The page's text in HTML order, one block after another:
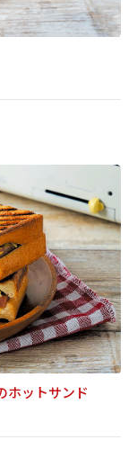
ホットサンド